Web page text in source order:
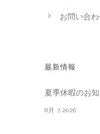
お問い合
最新情報
夏季休暇のお知
8月 7,2026